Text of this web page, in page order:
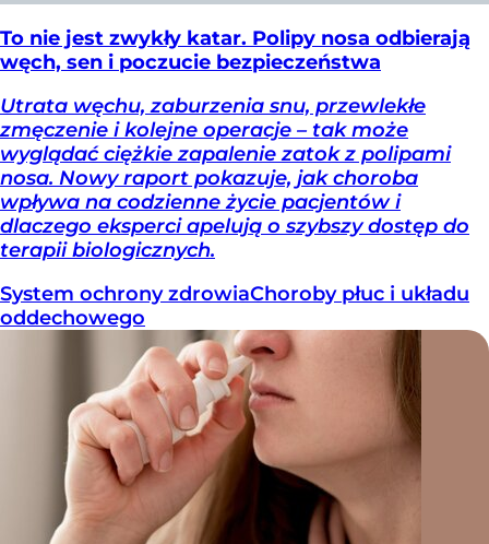
To nie jest zwykły katar. Polipy nosa odbierają
węch, sen i poczucie bezpieczeństwa
Utrata węchu, zaburzenia snu, przewlekłe
zmęczenie i kolejne operacje – tak może
wyglądać ciężkie zapalenie zatok z polipami
nosa. Nowy raport pokazuje, jak choroba
wpływa na codzienne życie pacjentów i
dlaczego eksperci apelują o szybszy dostęp do
terapii biologicznych.
System ochrony zdrowiaChoroby płuc i układu
oddechowego